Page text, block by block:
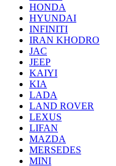
HONDA
HYUNDAI
INFINITI
IRAN KHODRO
JAC
JEEP
KAIYI
KIA
LADA
LAND ROVER
LEXUS
LIFAN
MAZDA
MERSEDES
MINI